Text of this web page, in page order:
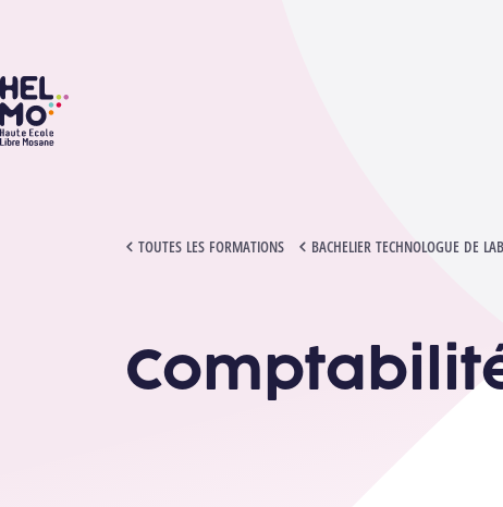
HELMo
TOUTES LES FORMATIONS BACHELIER TECHNOLOGUE DE
COMPTABILITÉ APPROFONDIE